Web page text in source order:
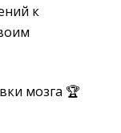
к
мозга 🏆